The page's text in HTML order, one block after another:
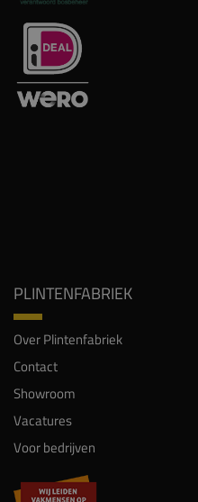
PLINTENFABRIEK
Over Plintenfabriek
Contact
Showroom
Vacatures
Voor bedrijven